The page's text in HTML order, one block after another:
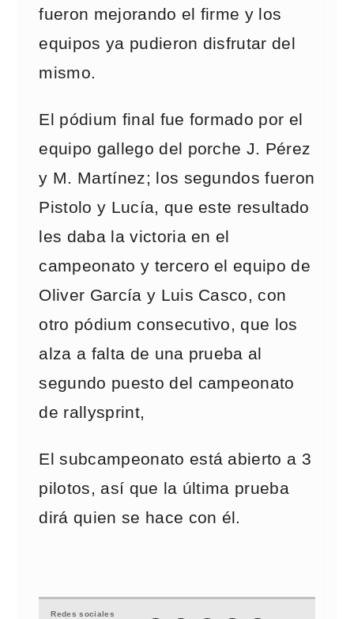
fueron mejorando el firme y los
equipos ya pudieron disfrutar del
mismo.
El pódium final fue formado por el
equipo gallego del porche J. Pérez
y M. Martínez; los segundos fueron
Pistolo y Lucía, que este resultado
les daba la victoria en el
campeonato y tercero el equipo de
Oliver García y Luis Casco, con
otro pódium consecutivo, que los
alza a falta de una prueba al
segundo puesto del campeonato
de rallysprint,
El subcampeonato está abierto a 3
pilotos, así que la última prueba
dirá quien se hace con él.
Redes sociales